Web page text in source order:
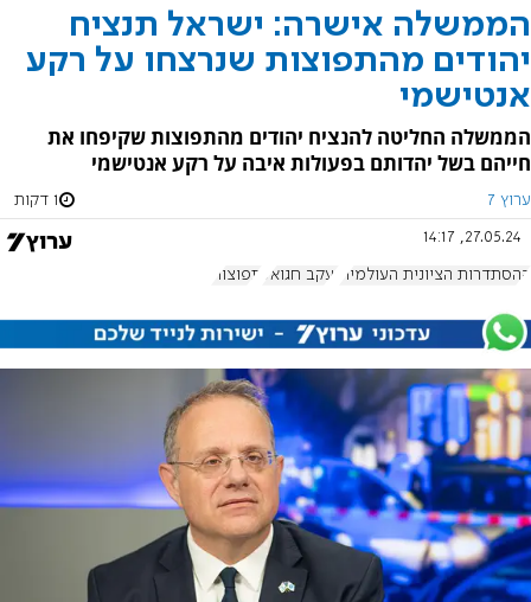
הממשלה אישרה: ישראל תנציח
יהודים מהתפוצות שנרצחו על רקע
אנטישמי
הממשלה החליטה להנציח יהודים מהתפוצות שקיפחו את
חייהם בשל יהדותם בפעולות איבה על רקע אנטישמי
ערוץ 7 1 דקות
27.05.24, 14:17
ההסתדרות הציונית העולמית יעקב חגואל תפוצות